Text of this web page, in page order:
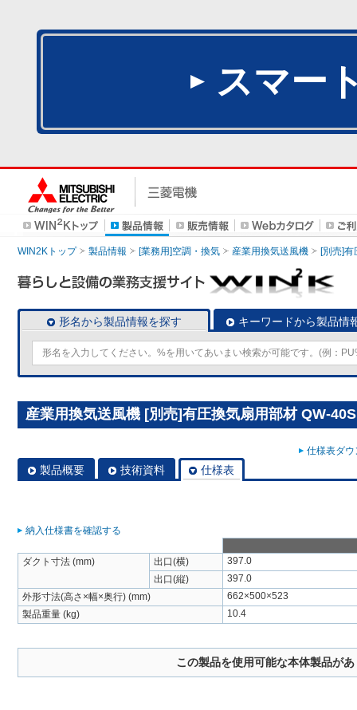
スマー
WIN2Kトップ 製品情報 [業務用]空調・換気 産業用換気送風機 [別売]有
形名から製品情報を探す キーワードから製品情
産業用換気送風機 [別売]有圧換気扇用部材 QW-
仕様表ダ
製品概要 技術資料 仕様表
納入仕様書を確認する
ダクト寸法 (mm) 出口(横)
397.0
出口(縦)
397.0
外形寸法(高さ×幅×奥行) (mm)
662×500×523
製品重量 (kg)
10.4
この製品を使用可能な本体製品が